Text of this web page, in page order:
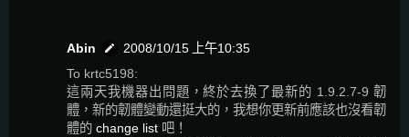
Abin
2008/10/15 上午10:35
To krtc5198:
這兩天我機器出問題，終於去換了最新的 1.9.2.7-9 韌
體，新的韌體變動還挺大的，我想你更新前應該也沒看韌
體的 change list 吧！